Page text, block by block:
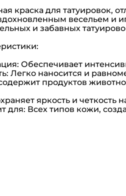
краска для
весельем и
и забавных
Обеспечивает
Легко наносится и
продуктов
яркость и
для: Всех типов кожи,